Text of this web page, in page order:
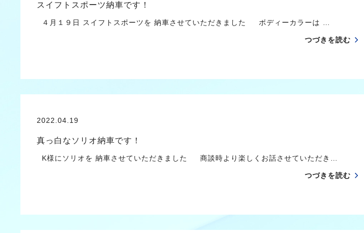
スイフトスポーツ納車です！
４月１９日 スイフトスポーツを 納車させていただきました ボディーカラーは …
つづきを読む
2022.04.19
真っ白なソリオ納車です！
K様にソリオを 納車させていただきました 商談時より楽しくお話させていただき…
つづきを読む